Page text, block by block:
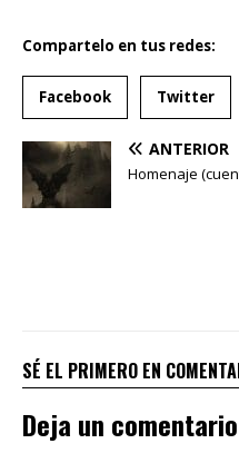
Compartelo en tus redes:
Facebook Twitter
ANTERIOR
Homenaje
SÉ EL PRIMERO EN
Deja un comentario